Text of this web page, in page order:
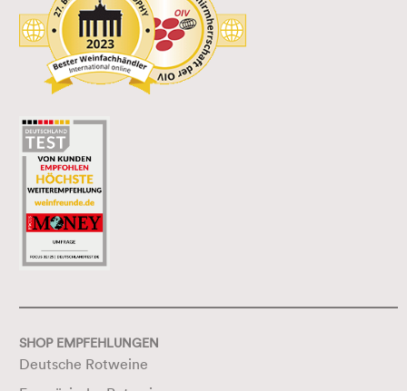
SHOP EMPFEHLUNGEN
Deutsche Rotweine